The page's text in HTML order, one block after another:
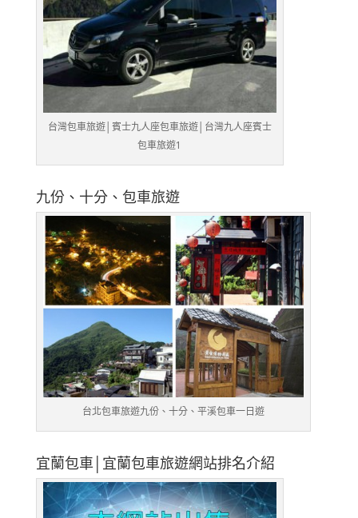
台灣包車旅遊│賓士九人座包車旅遊│台灣九人座賓士
包車旅遊1
九份、十分、包車旅遊
台北包車旅遊九份、十分、平溪包車一日遊
宜蘭包車│宜蘭包車旅遊網站排名介紹